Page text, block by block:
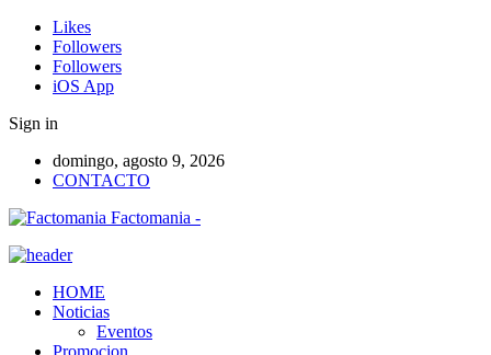
Likes
Followers
Followers
iOS App
Sign in
domingo, agosto 9, 2026
CONTACTO
Factomania -
HOME
Noticias
Eventos
Promocion